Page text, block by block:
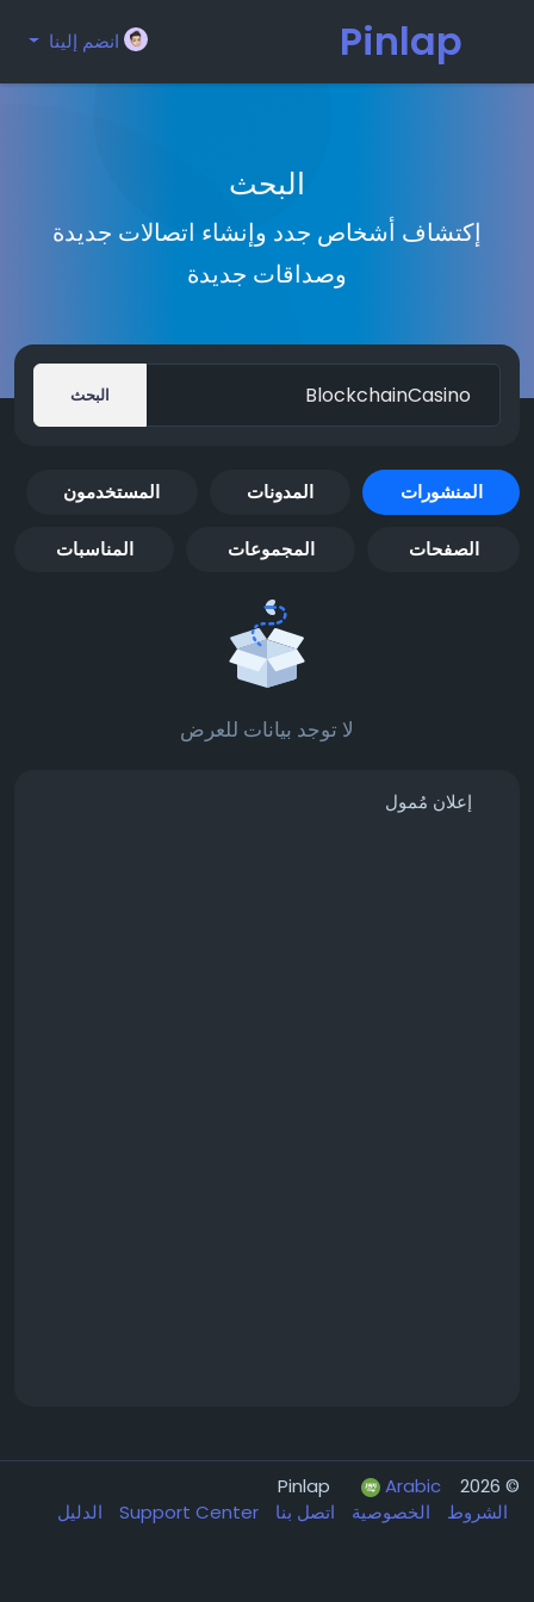
Pinlap انضم إلينا
البحث
إكتشاف أشخاص جدد وإنشاء اتصالات جديدة
وصداقات جديدة
البحث
المنشورات المدونات المستخدمون
الصفحات المجموعات المناسبات
لا توجد بيانات للعرض
إعلان مُمول
© 2026 Pinlap
Arabic
الشروط
الخصوصية اتصل بنا Support Center الدليل